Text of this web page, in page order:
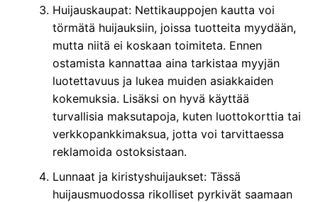
Huijauskaupat: Nettikauppojen kautta voi
törmätä huijauksiin, joissa tuotteita myydään,
mutta niitä ei koskaan toimiteta. Ennen
ostamista kannattaa aina tarkistaa myyjän
luotettavuus ja lukea muiden asiakkaiden
kokemuksia. Lisäksi on hyvä käyttää
turvallisia maksutapoja, kuten luottokorttia tai
verkkopankkimaksua, jotta voi tarvittaessa
reklamoida ostoksistaan.
Lunnaat ja kiristyshuijaukset: Tässä
huijausmuodossa rikolliset pyrkivät saamaan